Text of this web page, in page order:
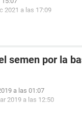
2021 a las 17:09
semen por la
a las 01:07
2019 a las 12:50